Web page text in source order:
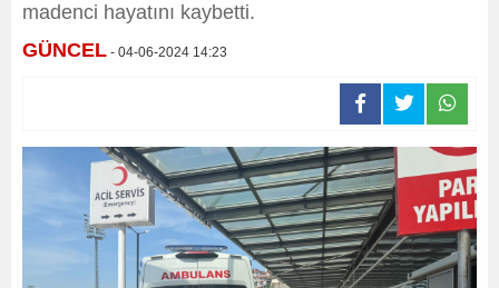
madenci hayatını kaybetti.
GÜNCEL - 04-06-2024 14:23